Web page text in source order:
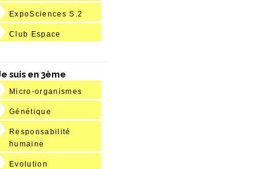
ExpoSciences S.2
Club Espace
suis en 3ème
Micro-organismes
Génétique
Responsabilité
humaine
Evolution